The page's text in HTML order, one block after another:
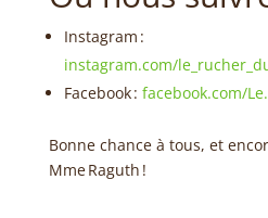
Instagram :
instagram.com/
Facebook : facebook.com/
Bonne chance à tous, et
Mme Raguth !